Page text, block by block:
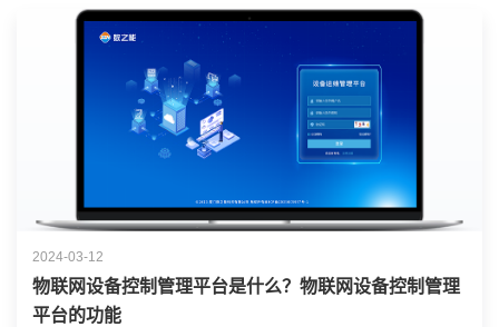
2024-03-12
物联网设备控制管理平台是什么？物联网设备控制管理
平台的功能